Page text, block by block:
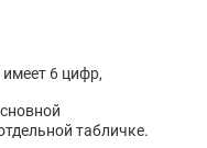
6 цифр,
табличке.